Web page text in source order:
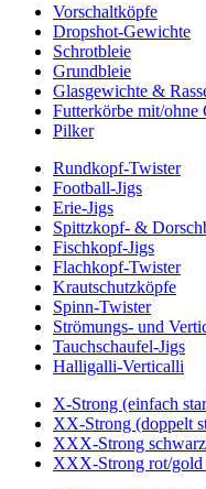
Vorschaltköpfe
Dropshot-Gewichte
Schrotbleie
Grundbleie
Glasgewichte &
Futterkörbe mit/ohne
Pilker
Rundkopf-Twister
Football-Jigs
Erie-Jigs
Spittzkopf- &
Fischkopf-Jigs
Flachkopf-Twister
Krautschutzköpfe
Spinn-Twister
Strömungs- und
Tauchschaufel-Jigs
Halligalli-Verticalli
X-Strong (einfach
XX-Strong (doppelt
XXX-Strong
XXX-Strong rot/gold